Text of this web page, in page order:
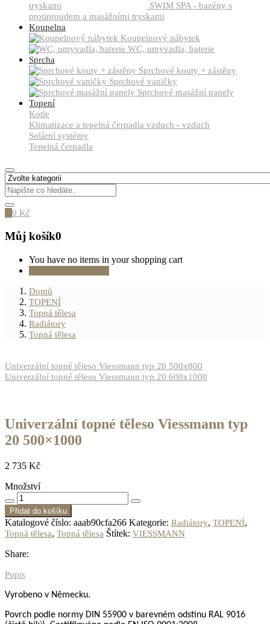
SWIM SPA - bazény s
protiproudem a masážními tryskami
Koupelna
Koupelnový nábytek
WC, umyvadla, baterie
Sprcha
Sprchové kouty + zástěny
Sprchové vaničky
Sprchové masážní panely
Topení
Kotle
Klimatizace a tepelná čerpadla vzduch - vzduch
Solární systémy
Tepelná čerpadla
0 0 Kč
Můj košík0
You have no items in your shopping cart
Domů
TOPENÍ
Topná tělesa
Radiátory
Topná tělesa
Univerzální topné těleso Viessmann typ 20 500x800
Univerzální topné těleso Viessmann typ 20 600x1000
Univerzální topné těleso Viessmann typ
20 500×1000
2 735 Kč
Množství
Přidat do košíku
Katalogové číslo: aaab90cfa266 Kategorie: Radiátory, TOPENÍ,
Topná tělesa, Topná tělesa Štítek: VIESSMANN
Share:
Popis
Vyrobeno v Německu.
Povrch podle normy DIN 55900 v barevném odstínu RAL 9016